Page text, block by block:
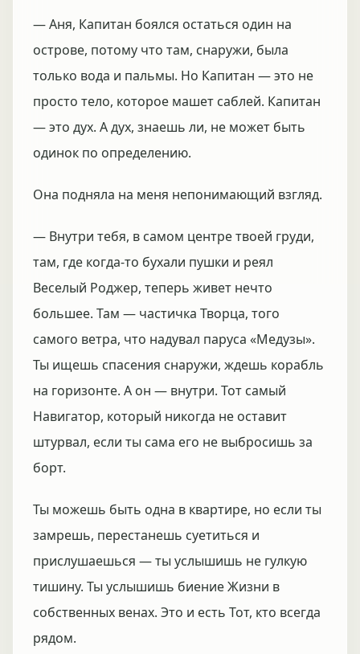
— Аня, Капитан боялся остаться один на
острове, потому что там, снаружи, была
только вода и пальмы. Но Капитан — это не
просто тело, которое машет саблей. Капитан
— это дух. А дух, знаешь ли, не может быть
одинок по определению.
Она подняла на меня непонимающий взгляд.
— Внутри тебя, в самом центре твоей груди,
там, где когда-то бухали пушки и реял
Веселый Роджер, теперь живет нечто
большее. Там — частичка Творца, того
самого ветра, что надувал паруса «Медузы».
Ты ищешь спасения снаружи, ждешь корабль
на горизонте. А он — внутри. Тот самый
Навигатор, который никогда не оставит
штурвал, если ты сама его не выбросишь за
борт.
Ты можешь быть одна в квартире, но если ты
замрешь, перестанешь суетиться и
прислушаешься — ты услышишь не гулкую
тишину. Ты услышишь биение Жизни в
собственных венах. Это и есть Тот, кто всегда
рядом.